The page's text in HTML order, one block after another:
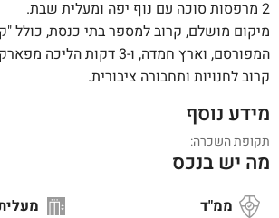
2 מרפסות סוכה עם נוף יפה ומעלית שבת.
מיקום מושלם, קרוב למספר בתי כנסת, כולל
המפורסם, וארץ חמדה, ו-3 דקות
קרוב לחנויות ותחבורה ציבורית.
מידע נוסף
תקופת השכרה:
מה יש בנכס
ממ"ד